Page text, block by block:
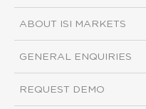
ABOUT ISI MARKETS
GENERAL ENQUIRIES
REQUEST DEMO